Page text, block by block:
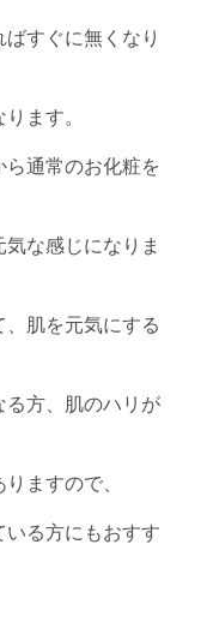
すぐに無くなり
ます。
ら通常のお化粧を
な感じになりま
、肌を元気にする
る方、肌のハリが
ますので、
いる方にもおすす